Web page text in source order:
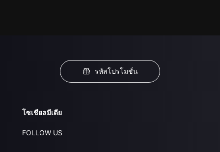
รหัสโปรโมชั่น
โซเชียลมีเดีย
FOLLOW US